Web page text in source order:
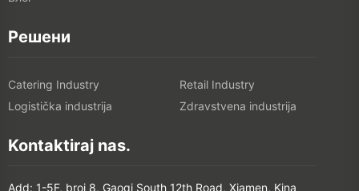
Решени
Catering Industry
Retail Industry
Logistička industrija
Zdravstvena industrija
Kontaktiraj nas.
Add: 1-5F, broj 8, Gaoqi South 12th Road, Xiamen, Kina